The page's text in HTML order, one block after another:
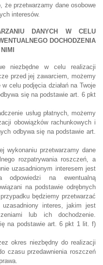
że przetwarzamy dane osobowe
interesów.
DANYCH W CELU
DOCHODZENIA
niezbędne w celu realizacji
przed jej zawarciem, możemy
celu podjęcia działań na Twoje
się na podstawie art. 6 pkt
usług płatnych, możemy
obowiązków rachunkowych i
odbywa się na podstawie art.
wykonaniu przetwarzamy dane
rozpatrywania roszczeń, a
uzasadnionym interesem jest
odpowiedzi na ewentualną
na podstawie odrębnych
będziemy przetwarzać
interes, jakim jest
lub ich dochodzenie.
na podstawie art. 6 pkt 1 lit. f)
okres niezbędny do realizacji
czasu przedawnienia roszczeń